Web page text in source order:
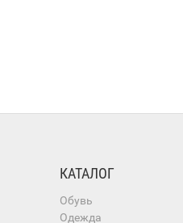
КАТАЛОГ
Обувь
Одежда